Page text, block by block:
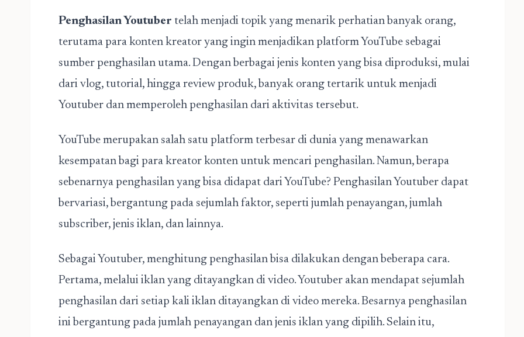
Penghasilan Youtuber telah menjadi topik yang menarik perhatian banyak orang,
terutama para konten kreator yang ingin menjadikan platform YouTube sebagai
sumber penghasilan utama. Dengan berbagai jenis konten yang bisa diproduksi, mulai
dari vlog, tutorial, hingga review produk, banyak orang tertarik untuk menjadi
Youtuber dan memperoleh penghasilan dari aktivitas tersebut.
YouTube merupakan salah satu platform terbesar di dunia yang menawarkan
kesempatan bagi para kreator konten untuk mencari penghasilan. Namun, berapa
sebenarnya penghasilan yang bisa didapat dari YouTube? Penghasilan Youtuber dapat
bervariasi, bergantung pada sejumlah faktor, seperti jumlah penayangan, jumlah
subscriber, jenis iklan, dan lainnya.
Sebagai Youtuber, menghitung penghasilan bisa dilakukan dengan beberapa cara.
Pertama, melalui iklan yang ditayangkan di video. Youtuber akan mendapat sejumlah
penghasilan dari setiap kali iklan ditayangkan di video mereka. Besarnya penghasilan
ini bergantung pada jumlah penayangan dan jenis iklan yang dipilih. Selain itu,